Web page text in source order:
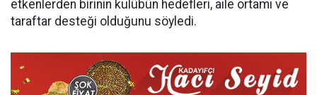
etkenlerden birinin kulübün hedefleri, aile ortamı ve
taraftar desteği olduğunu söyledi.